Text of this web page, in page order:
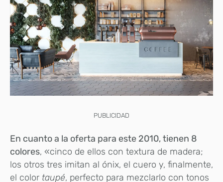
PUBLICIDAD
En cuanto a la oferta para este 2010, tienen 8
colores, «cinco de ellos con textura de madera;
los otros tres imitan al ónix, el cuero y, finalmente,
el color taupé, perfecto para mezclarlo con tonos